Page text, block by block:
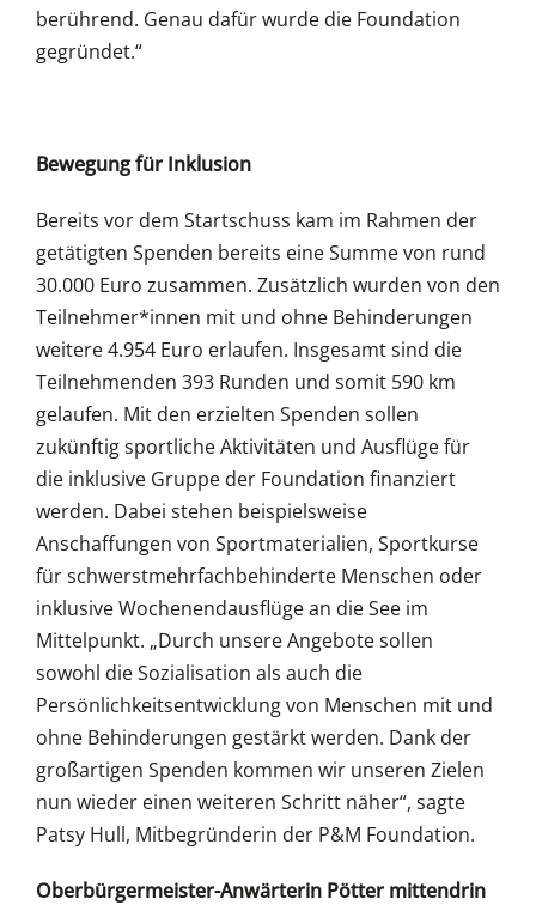
berührend. Genau dafür wurde die Foundation
gegründet.“
Bewegung für Inklusion
Bereits vor dem Startschuss kam im Rahmen der
getätigten Spenden bereits eine Summe von rund
30.000 Euro zusammen. Zusätzlich wurden von den
Teilnehmer*innen mit und ohne Behinderungen
weitere 4.954 Euro erlaufen. Insgesamt sind die
Teilnehmenden 393 Runden und somit 590 km
gelaufen. Mit den erzielten Spenden sollen
zukünftig sportliche Aktivitäten und Ausflüge für
die inklusive Gruppe der Foundation finanziert
werden. Dabei stehen beispielsweise
Anschaffungen von Sportmaterialien, Sportkurse
für schwerstmehrfachbehinderte Menschen oder
inklusive Wochenendausflüge an die See im
Mittelpunkt. „Durch unsere Angebote sollen
sowohl die Sozialisation als auch die
Persönlichkeitsentwicklung von Menschen mit und
ohne Behinderungen gestärkt werden. Dank der
großartigen Spenden kommen wir unseren Zielen
nun wieder einen weiteren Schritt näher“, sagte
Patsy Hull, Mitbegründerin der P&M Foundation.
Oberbürgermeister-Anwärterin Pötter mittendrin